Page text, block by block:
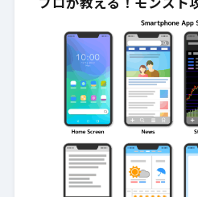
プロが教える！モンスト